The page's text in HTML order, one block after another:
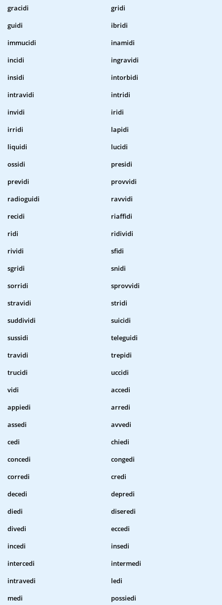
gracidi
gridi
guidi
ibridi
immucidi
inamidi
incidi
ingravidi
insidi
intorbidi
intravidi
intridi
invidi
iridi
irridi
lapidi
liquidi
lucidi
ossidi
presidi
previdi
provvidi
radioguidi
ravvidi
recidi
riaffidi
ridi
ridividi
rividi
sfidi
sgridi
snidi
sorridi
sprovvidi
stravidi
stridi
suddividi
suicidi
sussidi
teleguidi
travidi
trepidi
trucidi
uccidi
vidi
accedi
appiedi
arredi
assedi
avvedi
cedi
chiedi
concedi
congedi
corredi
credi
decedi
depredi
diedi
diseredi
divedi
eccedi
incedi
insedi
intercedi
intermedi
intravedi
ledi
medi
possiedi